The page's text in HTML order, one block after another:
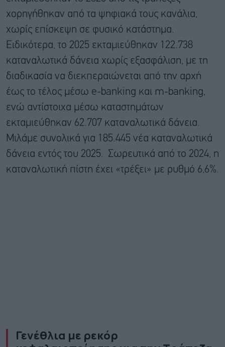
χορηγήθηκαν από τα ψηφιακά τους κανάλια,
χωρίς επίσκεψη σε φυσικό κατάστημα.
Ειδικότερα, το 2025 εκταμιεύθηκαν 122.738
καταναλωτικά δάνεια χωρίς εξασφάλιση, με τη
διαδικασία να διεκπεραιώνεται από την αρχή
έως το τέλος μέσω e-banking και m-banking,
ενώ αντίστοιχα μέσω καταστημάτων
εκταμιεύθηκαν 62.707 καταναλωτικά δάνεια.
Μιλάμε συνολικά για 185.445 νέα καταναλωτικά
δάνεια εντός του 2025. Σωρευτικά από το 2024, η
καταναλωτική πίστη έχει «τρέξει» με ρυθμό 6,6%.
Γενέθλια με ρεκόρ